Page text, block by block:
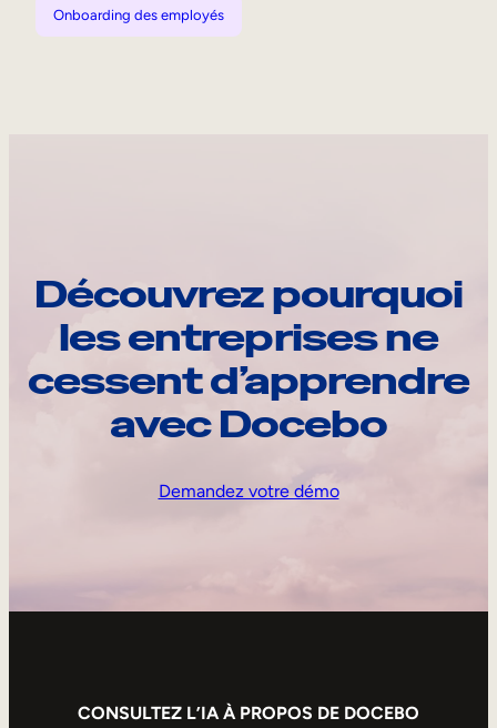
Onboarding des employés
Découvrez pourquoi
les entreprises ne
cessent d’apprendre
avec Docebo
Demandez votre démo
CONSULTEZ L’IA À PROPOS DE DOCEBO